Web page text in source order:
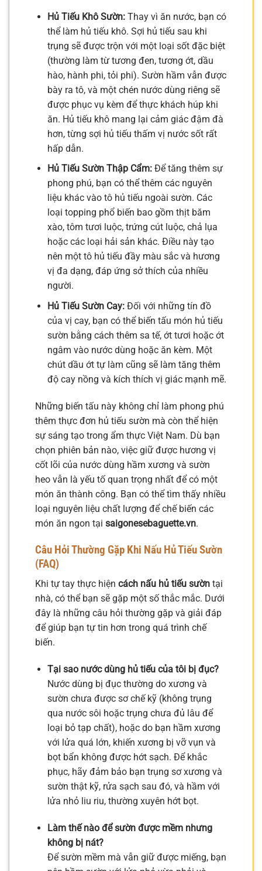
Hủ Tiếu Khô Sườn:Thay vì ăn nước, bạn có
thể làm hủ tiếu khô. Sợi hủ tiếu sau khi
trụng sẽ được trộn với một loại sốt đặc biệt
(thường làm từ tương đen, tương ớt, dầu
hào, hành phi, tỏi phi). Sườn hầm vẫn được
bày ra tô, và một chén nước dùng riêng sẽ
được phục vụ kèm để thực khách húp khi
ăn. Hủ tiếu khô mang lại cảm giác đậm đà
hơn, từng sợi hủ tiếu thấm vị nước sốt rất
hấp dẫn.
Hủ Tiếu Sườn Thập Cẩm:Để tăng thêm sự
phong phú, bạn có thể thêm các nguyên
liệu khác vào tô hủ tiếu ngoài sườn. Các
loại topping phổ biến bao gồm thịt băm
xào, tôm tươi luộc, trứng cút luộc, chả lụa
hoặc các loại hải sản khác. Điều này tạo
nên một tô hủ tiếu đầy màu sắc và hương
vị đa dạng, đáp ứng sở thích của nhiều
người.
Hủ Tiếu Sườn Cay:Đối với những tín đồ
của vị cay, bạn có thể biến tấu món hủ tiếu
sườn bằng cách thêm sa tế, ớt tươi hoặc ớt
ngâm vào nước dùng hoặc ăn kèm. Một
chút dầu ớt tự làm cũng sẽ làm tăng thêm
độ cay nồng và kích thích vị giác mạnh mẽ.
Những biến tấu này không chỉ làm phong phú
thêm thực đơn hủ tiếu sườn mà còn thể hiện
sự sáng tạo trong ẩm thực Việt Nam. Dù bạn
chọn phiên bản nào, việc giữ được hương vị
cốt lõi của nước dùng hầm xương và sườn
heo vẫn là yếu tố quan trọng nhất để có một
món ăn thành công. Bạn có thể tìm thấy nhiều
loại nguyên liệu chất lượng để chế biến các
món ăn ngon tại saigonesebaguette.vn.
Câu Hỏi Thường Gặp Khi Nấu Hủ Tiếu Sườn
(FAQ)
Khi tự tay thực hiện cách nấu hủ tiếu sườn tại
nhà, có thể bạn sẽ gặp một số thắc mắc. Dưới
đây là những câu hỏi thường gặp và giải đáp
để giúp bạn tự tin hơn trong quá trình chế
biến.
Tại sao nước dùng hủ tiếu của tôi bị đục?
Nước dùng bị đục thường do xương và
sườn chưa được sơ chế kỹ (không trụng
qua nước sôi hoặc trụng chưa đủ lâu để
loại bỏ tạp chất), hoặc do bạn hầm xương
với lửa quá lớn, khiến xương bị vỡ vụn và
bọt bẩn không được hớt sạch. Để khắc
phục, hãy đảm bảo bạn trụng sơ xương và
sườn thật kỹ, rửa sạch sau đó, và hầm với
lửa nhỏ liu riu, thường xuyên hớt bọt.
Làm thế nào để sườn được mềm nhưng
không bị nát?
Để sườn mềm mà vẫn giữ được miếng, bạn